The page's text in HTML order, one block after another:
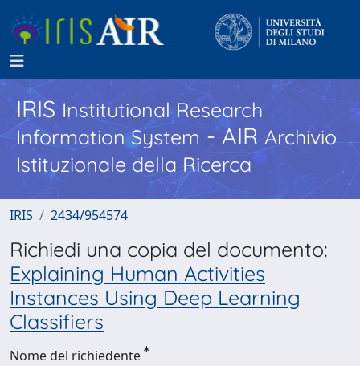
IRISInstitutional Research
Information System - AIR Archivio
Istituzionale della Ricerca
IRIS 2434/954574
Richiedi una copia del documento:
Explaining Human Activities
Instances Using Deep Learning
Classifiers
Nome del richiedente